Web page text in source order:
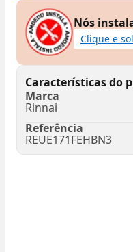
Nós
Clique e
Características do
Marca
Rinnai
Referência
REUE171FEHBN3